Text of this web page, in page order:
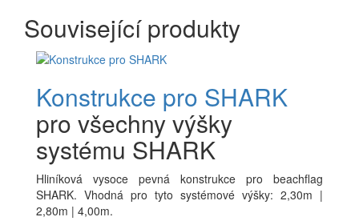
Související produkty
Konstrukce pro SHARK
pro všechny výšky
systému SHARK
Hliníková vysoce pevná konstrukce pro beachflag
SHARK. Vhodná pro tyto systémové výšky: 2,30m |
2,80m | 4,00m.